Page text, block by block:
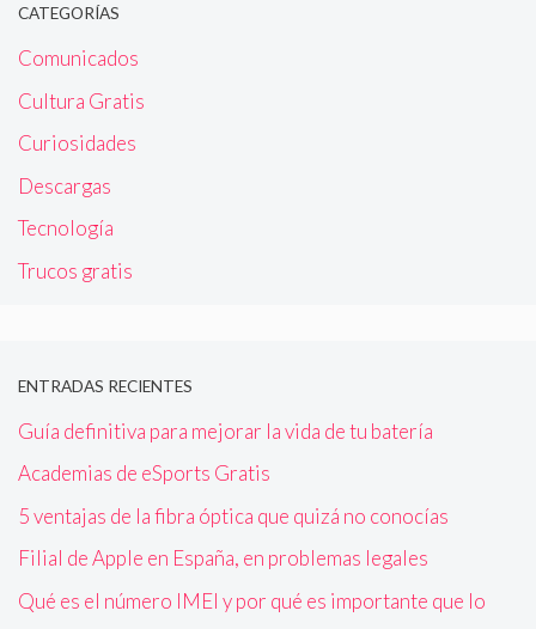
CATEGORÍAS
Comunicados
Cultura Gratis
Curiosidades
Descargas
Tecnología
Trucos gratis
ENTRADAS RECIENTES
Guía definitiva para mejorar la vida de tu batería
Academias de eSports Gratis
5 ventajas de la fibra óptica que quizá no conocías
Filial de Apple en España, en problemas legales
Qué es el número IMEI y por qué es importante que lo